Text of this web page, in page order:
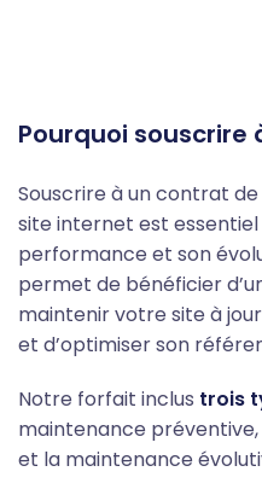
Pourquoi souscrire
Souscrire à un contrat
site internet est
performance et son
permet de bénéficier
maintenir votre site à
et d’optimiser son
Notre forfait inclus trois
maintenance
et la maintenance